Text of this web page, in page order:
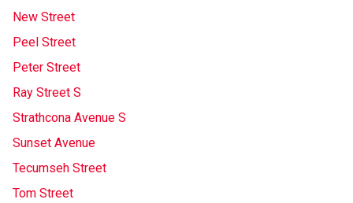
New Street
Peel Street
Peter Street
Ray Street S
Strathcona Avenue S
Sunset Avenue
Tecumseh Street
Tom Street